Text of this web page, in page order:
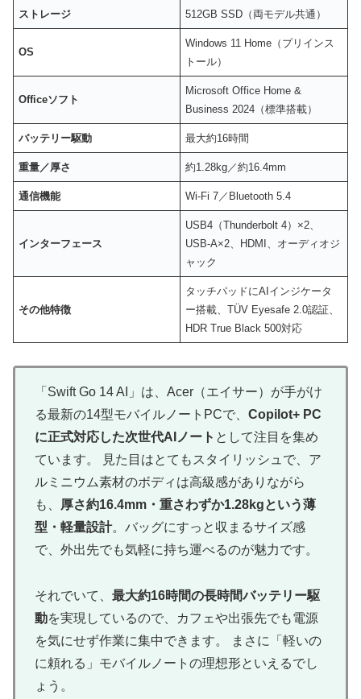
ストレージ 512GB SSD（両モデル共通）
OS
Windows 11 Home（プリインス
トール）
Officeソフト
Microsoft Office Home &
Business 2024（標準搭載）
バッテリー駆動 最大約16時間
重量／厚さ 約1.28kg／約16.4mm
通信機能 Wi-Fi 7／Bluetooth 5.4
インターフェース
USB4（Thunderbolt 4）×2、
USB-A×2、HDMI、オーディオジ
ャック
その他特徴
タッチパッドにAIインジケータ
ー搭載、TÜV Eyesafe 2.0認証、
HDR True Black 500対応
「Swift Go 14 AI」は、Acer（エイサー）が手がけ
る最新の14型モバイルノートPCで、 Copilot+ PC
に正式対応した次世代AIノート として注目を集め
ています。 見た目はとてもスタイリッシュで、ア
ルミニウム素材のボディは高級感がありながら
も、 厚さ約16.4mm・重さわずか1.28kgという薄
型・軽量設計。バッグにすっと収まるサイズ感
で、外出先でも気軽に持ち運べるのが魅力です。
それでいて、 最大約16時間の長時間バッテリー駆
動を実現しているので、カフェや出張先でも電源
を気にせず作業に集中できます。 まさに「軽いの
に頼れる」モバイルノートの理想形といえるでし
ょう。